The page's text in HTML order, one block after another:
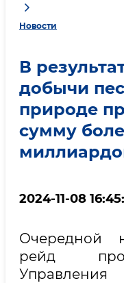
Новости
В
добычи
природе
сумму
2024-11-08
Очередной
рейд